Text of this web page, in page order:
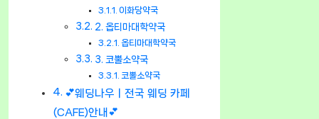
이화당약국
2. 옵티마대학약국
옵티마대학약국
3. 코뿔소약국
코뿔소약국
💕웨딩나우ㅣ전국 웨딩 카페
(CAFE)안내💕